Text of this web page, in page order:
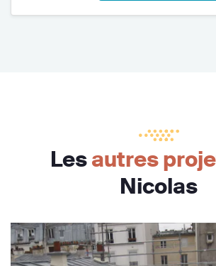
Lesautres
Nicolas